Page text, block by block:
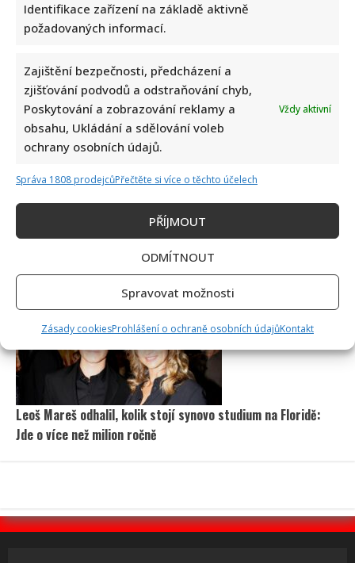
Identifikace zařízení na základě aktivně
požadovaných informací.
Zajištění bezpečnosti, předcházení a
zjišťování podvodů a odstraňování chyb,
Poskytování a zobrazování reklamy a
obsahu, Ukládání a sdělování voleb
ochrany osobních údajů.
Vždy aktivní
Správa 1808 prodejcůPřečtěte si více o těchto účelech
PŘÍJMOUT
ODMÍTNOUT
Spravovat možnosti
Zásady cookiesProhlášení o ochraně osobních údajůKontakt
Test znalostí o československých pohádkách: Bez chyby
projde málokdo, pamětníci by ale měli dát alespoň 8/10
Petr Macinka se pochlubil vzácnými fotkami své dcery z
oslavy narozenin: Fanoušci lichotí celé rodině
Leoš Mareš odhalil, kolik stojí synovo studium na Floridě:
Jde o více než milion ročně